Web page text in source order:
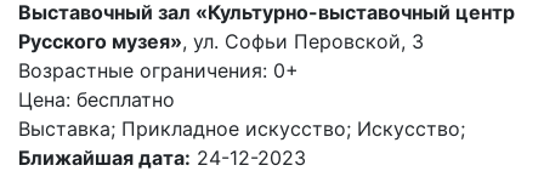
Выставочный зал «Культурно-выставочный центр
Русского музея», ул. Софьи Перовской, 3
Возрастные ограничения: 0+
Цена: бесплатно
Выставка; Прикладное искусство; Искусство;
Ближайшая дата: 24-12-2023